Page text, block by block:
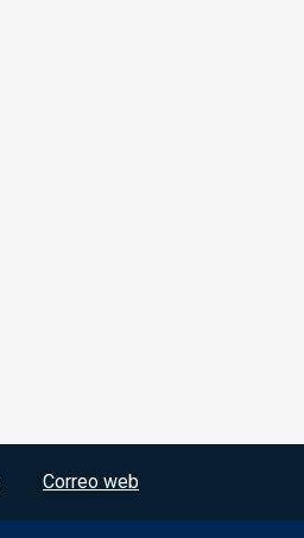
Correo web